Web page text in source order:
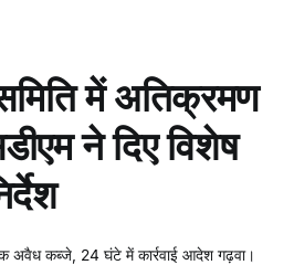
में अतिक्रमण
ने दिए विशेष
अवैध कब्जे, 24 घंटे में कार्रवाई आदेश गढ़वा।